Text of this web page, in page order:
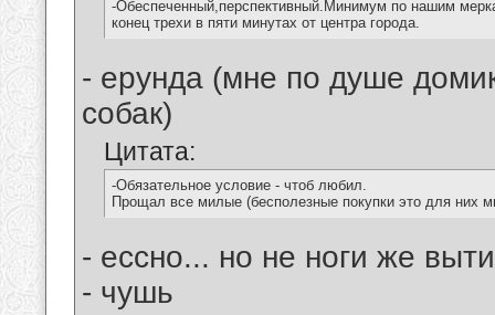
-Обеспеченный,перспективный.Минимум по нашим
конец трехи в пяти минутах от центра города.
- ерунда (мне по душе
собак)
Цитата:
-Обязательное условие - чтоб любил.
Прощал все милые (бесполезные покупки это для них
- ессно... но не ноги же
- чушь